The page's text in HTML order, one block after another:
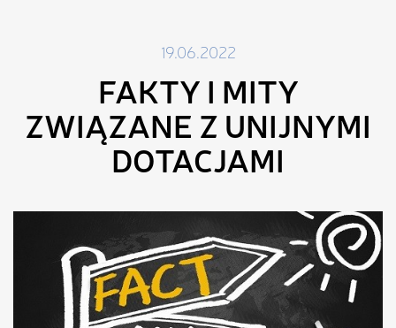
19.06.2022
FAKTY I MITY
ZWIĄZANE Z UNIJNYMI
DOTACJAMI